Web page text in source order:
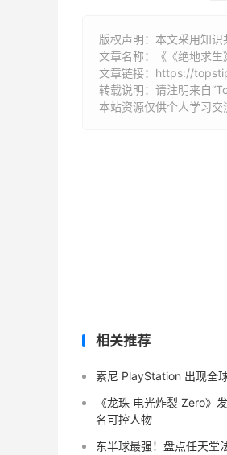
版权声明：本文采用知
文章名称：《《绝地求生
文章链接： https://
转载说明：请注明来自
本站资源仅供个人学习
相关推荐
索尼 PlayStation 出现全
《龙珠 电光炸裂 Zero》
名可控人物
东半球最强！盘点任天堂